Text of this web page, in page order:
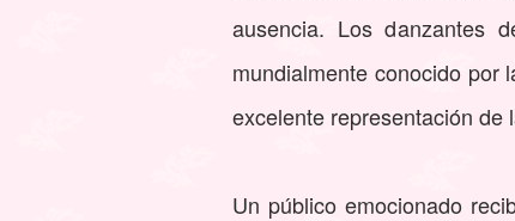
ausencia. Los danzantes
mundialmente conocido por
excelente representación
Un público emocionado